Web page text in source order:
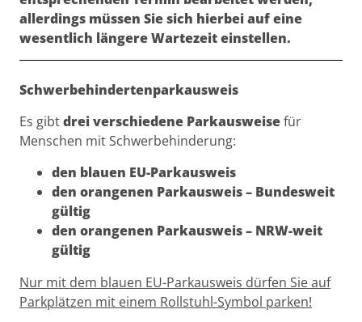
allerdings müssen Sie sich hierbei auf eine
wesentlich längere Wartezeit einstellen.
Beschreibung
Schwerbehindertenparkausweis
Es gibtdrei verschiedene Parkausweisefür
Menschen mit Schwerbehinderung:
den blauen EU-Parkausweis
den orangenen Parkausweis – Bundesweit
gültig
den orangenen Parkausweis – NRW-weit
gültig
Nur mit dem blauen EU-Parkausweis dürfen Sie auf
Parkplätzen mit einem Rollstuhl-Symbol parken!